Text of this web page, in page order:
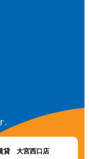
貸 大宮西口店